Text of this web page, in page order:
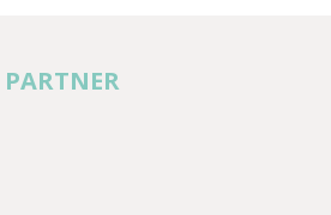
PARTNER